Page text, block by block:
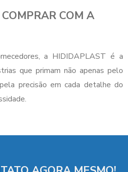
COM A
, a HIDIDAPLAST é a
que primam não apenas pelo
precisão em cada detalhe do